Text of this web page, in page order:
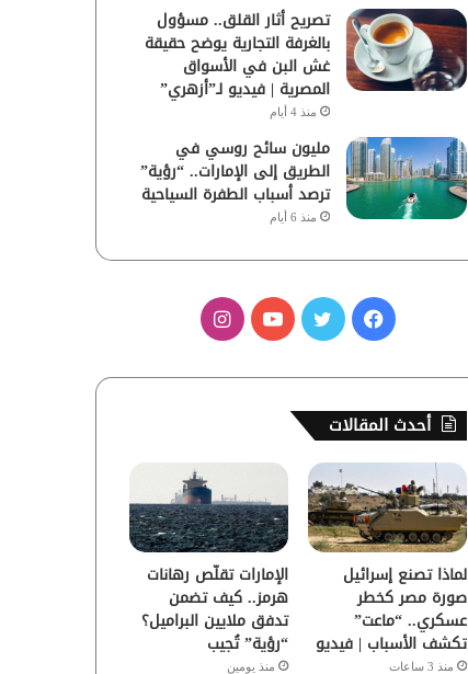
تصريح أثار القلق.. مسؤول
بالغرفة التجارية يوضح حقيقة
غش البن في الأسواق
المصرية | فيديو لـ”أزهري”
منذ 4 أيام
مليون سائح روسي في
الطريق إلى الإمارات.. “رؤية”
ترصد أسباب الطفرة السياحية
منذ 6 أيام
ف
س
و
ك
ي
ر
ب
ا
ق
ر
ا
م
أحدث المقالات
لماذا تصنع إسرائيل
صورة مصر كخطر
عسكري.. “ماعت”
تكشف الأسباب | فيديو
منذ 3 ساعات
الإمارات تقلّص رهانات
هرمز.. كيف تضمن
تدفق ملايين البراميل؟
“رؤية” تُجيب
منذ يومين